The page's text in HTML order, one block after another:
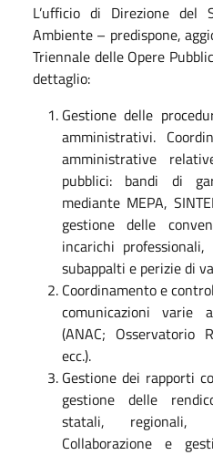
L’ufficio di Direzione
Ambiente – predispone,
Triennale delle Opere
dettaglio:
Gestione delle
amministrativi.
amministrative
pubblici: bandi di
mediante MEPA,
gestione delle
incarichi
subappalti e perizie di
Coordinamento e
comunicazioni varie
(ANAC; Osservatorio
ecc.).
Gestione dei rapporti
gestione delle
statali, regionali,
Collaborazione e